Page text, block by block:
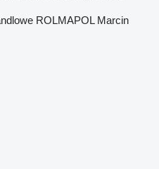
ROLMAPOL Marcin